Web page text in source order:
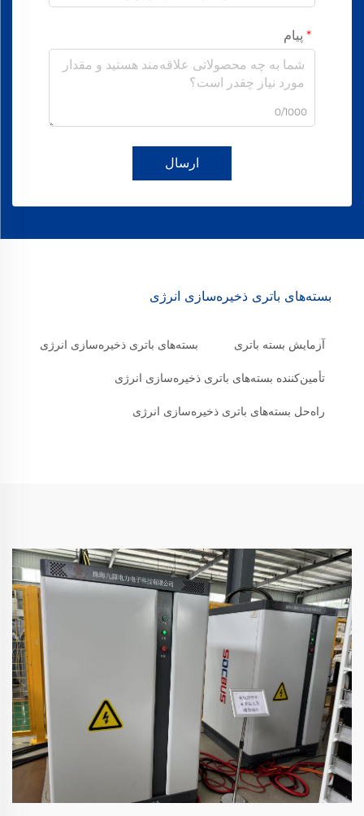
پیام
0/1000
ارسال
بسته‌های باتری ذخیره‌سازی انرژی
آزمایش بسته باتری بسته‌های باتری ذخیره‌سازی انرژی
تأمین‌کننده بسته‌های باتری ذخیره‌سازی انرژی
راه‌حل بسته‌های باتری ذخیره‌سازی انرژی